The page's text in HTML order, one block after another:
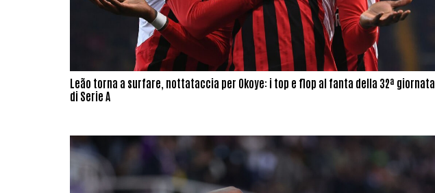
Leão torna a surfare, nottataccia per Okoye: i top e flop al fanta della 32ª giornata
di Serie A